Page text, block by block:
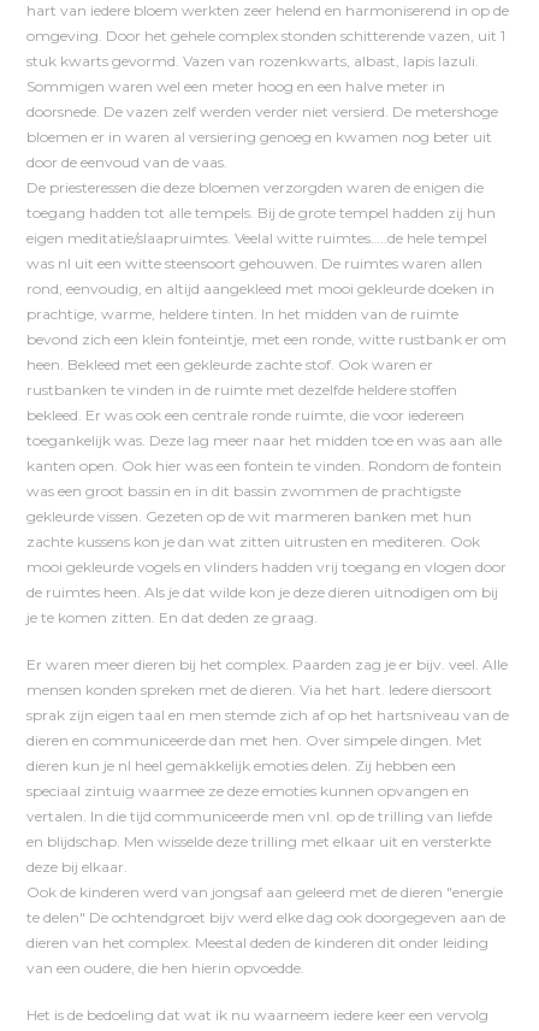
hart van iedere bloem werkten zeer helend en harmoniserend in op de
omgeving. Door het gehele complex stonden schitterende vazen, uit 1
stuk kwarts gevormd. Vazen van rozenkwarts, albast, lapis lazuli.
Sommigen waren wel een meter hoog en een halve meter in
doorsnede. De vazen zelf werden verder niet versierd. De metershoge
bloemen er in waren al versiering genoeg en kwamen nog beter uit
door de eenvoud van de vaas.
De priesteressen die deze bloemen verzorgden waren de enigen die
toegang hadden tot alle tempels. Bij de grote tempel hadden zij hun
eigen meditatie/slaapruimtes. Veelal witte ruimtes…..de hele tempel
was nl uit een witte steensoort gehouwen. De ruimtes waren allen
rond, eenvoudig, en altijd aangekleed met mooi gekleurde doeken in
prachtige, warme, heldere tinten. In het midden van de ruimte
bevond zich een klein fonteintje, met een ronde, witte rustbank er om
heen. Bekleed met een gekleurde zachte stof. Ook waren er
rustbanken te vinden in de ruimte met dezelfde heldere stoffen
bekleed. Er was ook een centrale ronde ruimte, die voor iedereen
toegankelijk was. Deze lag meer naar het midden toe en was aan alle
kanten open. Ook hier was een fontein te vinden. Rondom de fontein
was een groot bassin en in dit bassin zwommen de prachtigste
gekleurde vissen. Gezeten op de wit marmeren banken met hun
zachte kussens kon je dan wat zitten uitrusten en mediteren. Ook
mooi gekleurde vogels en vlinders hadden vrij toegang en vlogen door
de ruimtes heen. Als je dat wilde kon je deze dieren uitnodigen om bij
je te komen zitten. En dat deden ze graag.
Er waren meer dieren bij het complex. Paarden zag je er bijv. veel. Alle
mensen konden spreken met de dieren. Via het hart. Iedere diersoort
sprak zijn eigen taal en men stemde zich af op het hartsniveau van de
dieren en communiceerde dan met hen. Over simpele dingen. Met
dieren kun je nl heel gemakkelijk emoties delen. Zij hebben een
speciaal zintuig waarmee ze deze emoties kunnen opvangen en
vertalen. In die tijd communiceerde men vnl. op de trilling van liefde
en blijdschap. Men wisselde deze trilling met elkaar uit en versterkte
deze bij elkaar.
Ook de kinderen werd van jongsaf aan geleerd met de dieren "energie
te delen" De ochtendgroet bijv werd elke dag ook doorgegeven aan de
dieren van het complex. Meestal deden de kinderen dit onder leiding
van een oudere, die hen hierin opvoedde.
Het is de bedoeling dat wat ik nu waarneem iedere keer een vervolg